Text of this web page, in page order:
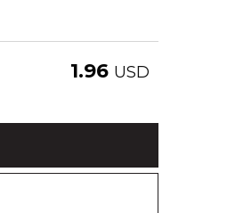
1.96 USD